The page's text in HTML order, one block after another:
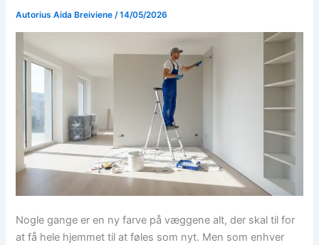
Autorius Aida Breiviene/14/05/2026
Nogle gange er en ny farve på væggene alt, der skal til for
at få hele hjemmet til at føles som nyt. Men som enhver